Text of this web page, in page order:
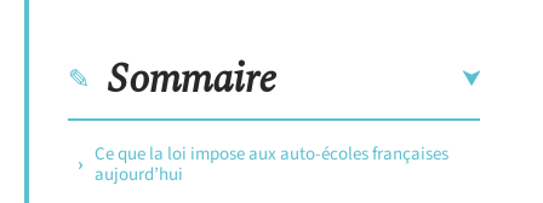
Sommaire
Ce que la loi impose aux auto-écoles françaises
aujourd’hui